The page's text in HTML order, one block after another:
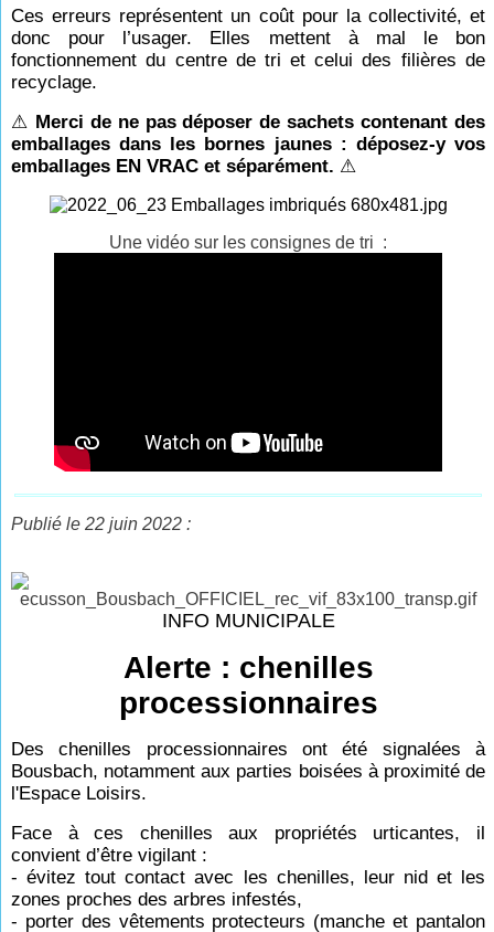
Ces erreurs représentent un coût pour la collectivité, et
donc pour l’usager. Elles mettent à mal le bon
fonctionnement du centre de tri et celui des filières de
recyclage.
⚠ Merci de ne pas déposer de sachets contenant des
emballages dans les bornes jaunes : déposez-y vos
emballages EN VRAC et séparément. ⚠
Une vidéo sur les consignes de tri :
Publié le 22 juin 2022 :
INFO MUNICIPALE
Alerte : chenilles
processionnaires
Des chenilles processionnaires ont été signalées à
Bousbach, notamment aux parties boisées à proximité de
l'Espace Loisirs.
Face à ces chenilles aux propriétés urticantes, il
convient d’être vigilant :
- évitez tout contact avec les chenilles, leur nid et les
zones proches des arbres infestés,
- porter des vêtements protecteurs (manche et pantalon